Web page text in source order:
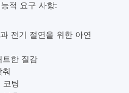
전기 절연을 위한 아연
한 질감
춰
팅
보호